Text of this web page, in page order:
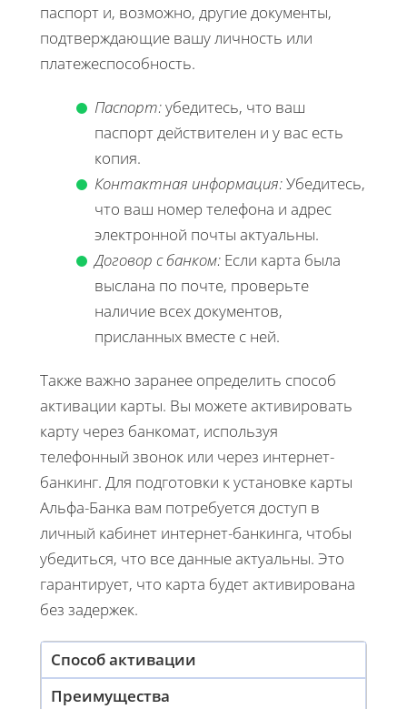
паспорт и, возможно, другие документы,
подтверждающие вашу личность или
платежеспособность.
Паспорт:убедитесь, что ваш
паспорт действителен и у вас есть
копия.
Контактная информация:Убедитесь,
что ваш номер телефона и адрес
электронной почты актуальны.
Договор с банком: Если карта была
выслана по почте, проверьте
наличие всех документов,
присланных вместе с ней.
Также важно заранее определить способ
активации карты. Вы можете активировать
карту через банкомат, используя
телефонный звонок или через интернет-
банкинг. Для подготовки к установке карты
Альфа-Банка вам потребуется доступ в
личный кабинет интернет-банкинга, чтобы
убедиться, что все данные актуальны. Это
гарантирует, что карта будет активирована
без задержек.
Способ активации
Преимущества